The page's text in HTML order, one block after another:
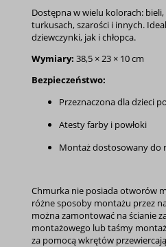
Dostępna w wielu kolorach: bieli,
turkusach, szarości i innych.
dziewczynki, jak i chłopca.
Wymiary: 38,5 × 23 × 10 cm
Bezpieczeństwo:
Przeznaczona dla dzieci
Atesty farby i powłoki
Montaż dostosowany do
Chmurka nie posiada otworów
różne sposoby montażu przez
można zamontować na ścianie
montażowego lub taśmy
za pomocą wkrętów